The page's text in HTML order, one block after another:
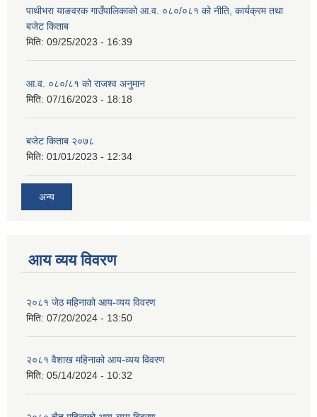
पाथीभरा याङवरक गाउँपालिकाको आ.व. ०८०/०८१ को नीति, कार्यक्रम तथा
बजेट किताब
मिति: 09/25/2023 - 16:39
आ.व. ०८०/८१ को राजश्व अनुमान
मिति: 07/16/2023 - 18:18
बजेट किताब २०७८
मिति: 01/01/2023 - 12:34
अन्य
आय व्यय विवरण
२०८१ जेठ महिनाको आय-व्यय विवरण
मिति: 07/20/2024 - 13:50
२०८१ वैशाख महिनाको आय-व्यय विवरण
मिति: 05/14/2024 - 10:32